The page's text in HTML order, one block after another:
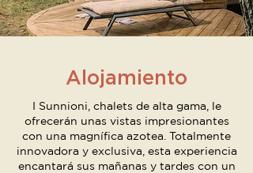
Alojamiento
I Sunnioni, chalets de alta gama, le
ofrecerán unas vistas impresionantes
con una magnífica azotea. Totalmente
innovadora y exclusiva, esta experiencia
encantará sus mañanas y tardes con un